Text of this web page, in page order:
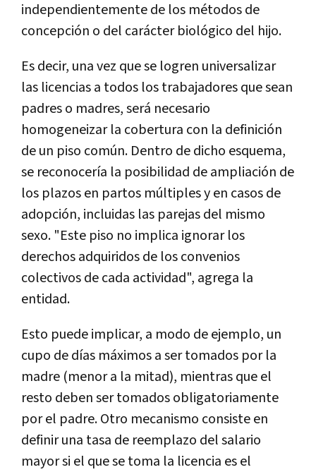
independientemente de los métodos de
concepción o del carácter biológico del hijo.
Es decir, una vez que se logren universalizar
las licencias a todos los trabajadores que sean
padres o madres, será necesario
homogeneizar la cobertura con la definición
de un piso común. Dentro de dicho esquema,
se reconocería la posibilidad de ampliación de
los plazos en partos múltiples y en casos de
adopción, incluidas las parejas del mismo
sexo. "Este piso no implica ignorar los
derechos adquiridos de los convenios
colectivos de cada actividad", agrega la
entidad.
Esto puede implicar, a modo de ejemplo, un
cupo de días máximos a ser tomados por la
madre (menor a la mitad), mientras que el
resto deben ser tomados obligatoriamente
por el padre. Otro mecanismo consiste en
definir una tasa de reemplazo del salario
mayor si el que se toma la licencia es el